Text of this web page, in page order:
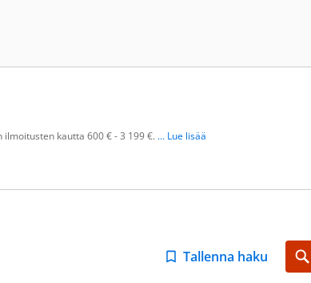
kautta 600 € - 3 199 €. ... Lue lisää
Tallenna haku